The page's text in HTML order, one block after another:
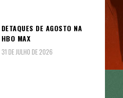
DETAQUES DE AGOSTO NA
HBO MAX
31 DE JULHO DE 2026